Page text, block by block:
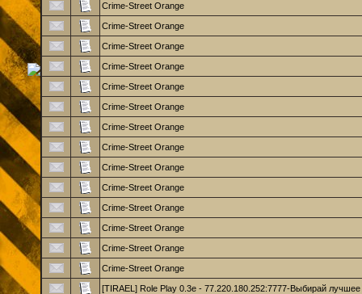
Crime-Street Orange
Crime-Street Orange
Crime-Street Orange
Crime-Street Orange
Crime-Street Orange
Crime-Street Orange
Crime-Street Orange
Crime-Street Orange
Crime-Street Orange
Crime-Street Orange
Crime-Street Orange
Crime-Street Orange
Crime-Street Orange
Crime-Street Orange
[TIRAEL] Role Play 0.3e - 77.220.180.252:7777-Выбирай лучшее